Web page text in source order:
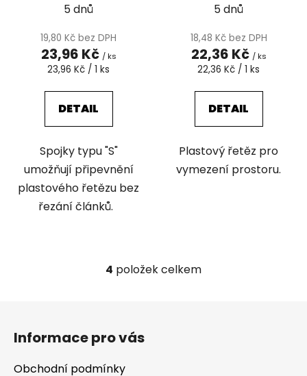
5 dnů
19,80 Kč bez DPH
23,96 Kč / ks
Měrná
23,96 Kč / 1 ks
DETAIL
Spojky typu "S"
umožňují připevnění
plastového řetězu bez
řezání článků.
5 dnů
18,48 Kč bez DPH
22,36 Kč / ks
Měrná
22,36 Kč / 1 ks
DETAIL
Plastový řetěz pro
vymezení prostoru.
O
4 položek celkem
Informace pro vás
Obchodní podmínky